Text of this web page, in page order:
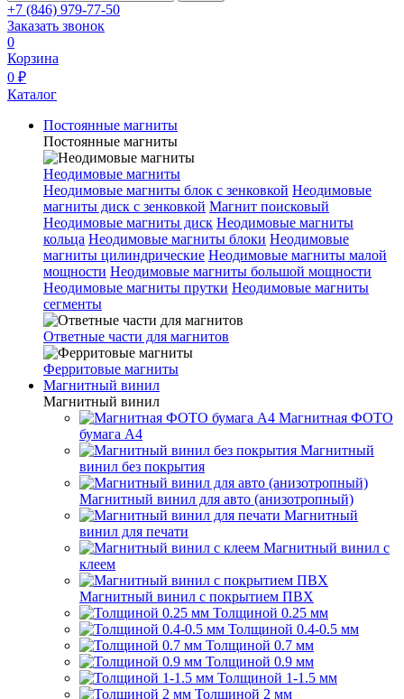
+7 (846) 979-77-50
Заказать звонок
0
Корзина
0 ₽
Каталог
Постоянные магниты
Постоянные магниты
Неодимовые магниты
Неодимовые магниты блок с зенковкой Неодимовые
магниты диск с зенковкой Магнит поисковый
Неодимовые магниты диск Неодимовые магниты
кольца Неодимовые магниты блоки Неодимовые
магниты цилиндрические Неодимовые магниты малой
мощности Неодимовые магниты большой мощности
Неодимовые магниты прутки Неодимовые магниты
сегменты
Ответные части для магнитов
Ферритовые магниты
Магнитный винил
Магнитный винил
Магнитная ФОТО
бумага А4
Магнитный
винил без покрытия
Магнитный винил для авто (анизотропный)
Магнитный
винил для печати
Магнитный винил с
клеем
Магнитный винил с покрытием ПВХ
Толщиной 0.25 мм
Толщиной 0.4-0.5 мм
Толщиной 0.7 мм
Толщиной 0.9 мм
Толщиной 1-1.5 мм
Толщиной 2 мм